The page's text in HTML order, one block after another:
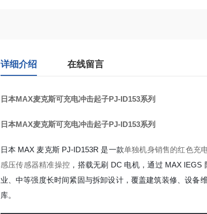
详细介绍 在线留言
日本MAX麦克斯可充电冲击起子PJ-ID153系列
日本MAX麦克斯可充电冲击起子PJ-ID153系列
日本 MAX 麦克斯 PJ-ID153R 是一款单独机身销售的红色充
感压传感器精准操控 ，搭载无刷 DC 电机，通过 MAX
业、中等强度长时间紧固与拆卸设计，覆盖建筑装修、设备
库。